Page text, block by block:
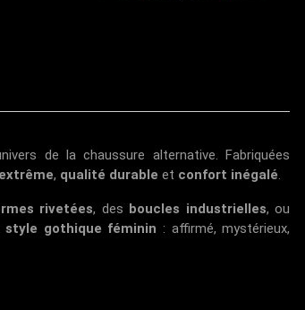
de la chaussure alternative. Fabriquées
, qualité durable et confort inégalé.
rivetées, des boucles industrielles, ou
style gothique féminin : affirmé, mystérieux,